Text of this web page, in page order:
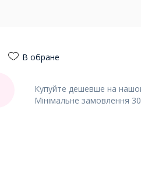
В обране
Купуйте дешевше на
Мінімальне замовлення